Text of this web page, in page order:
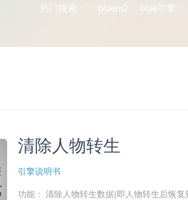
热门搜索： bluem2 blue引擎
清除人物转生
引擎说明书
功能： 清除人物转生数据(即人物转生后恢